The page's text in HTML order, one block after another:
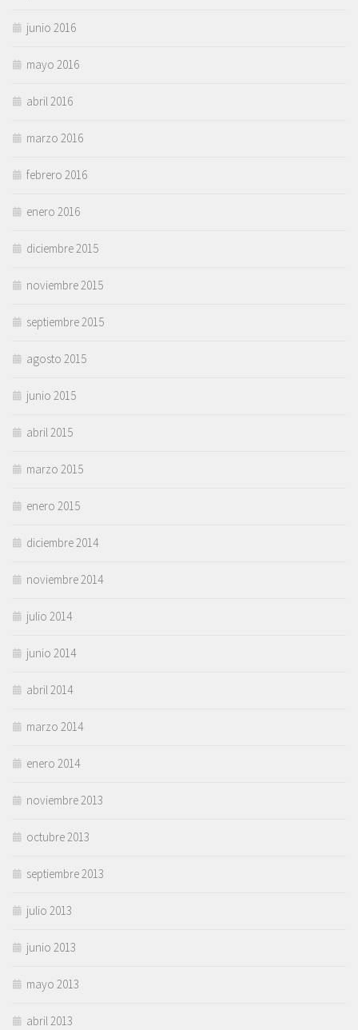
junio 2016
mayo 2016
abril 2016
marzo 2016
febrero 2016
enero 2016
diciembre 2015
noviembre 2015
septiembre 2015
agosto 2015
junio 2015
abril 2015
marzo 2015
enero 2015
diciembre 2014
noviembre 2014
julio 2014
junio 2014
abril 2014
marzo 2014
enero 2014
noviembre 2013
octubre 2013
septiembre 2013
julio 2013
junio 2013
mayo 2013
abril 2013